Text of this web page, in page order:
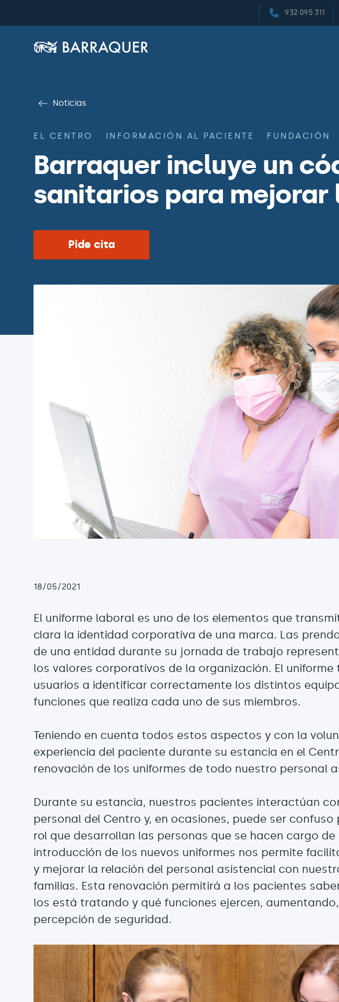
932 095 311
Noticias
EL CENTRO INFORMACIÓN AL PACIENTE FUNDACIÓN
Barraquer incluye un
sanitarios para mejorar
Pide cita
18/05/2021
El uniforme laboral es uno de los elementos que
clara la identidad corporativa de una marca. Las
de una entidad durante su jornada de trabajo
los valores corporativos de la organización. El
usuarios a identificar correctamente los distintos
funciones que realiza cada uno de sus miembros.
Teniendo en cuenta todos estos aspectos y con la
experiencia del paciente durante su estancia en el
renovación de los uniformes de todo nuestro personal
Durante su estancia, nuestros pacientes interactúan
personal del Centro y, en ocasiones, puede ser
rol que desarrollan las personas que se hacen cargo de
introducción de los nuevos uniformes nos permite
y mejorar la relación del personal asistencial con
familias. Esta renovación permitirá a los pacientes
los está tratando y qué funciones ejercen,
percepción de seguridad.